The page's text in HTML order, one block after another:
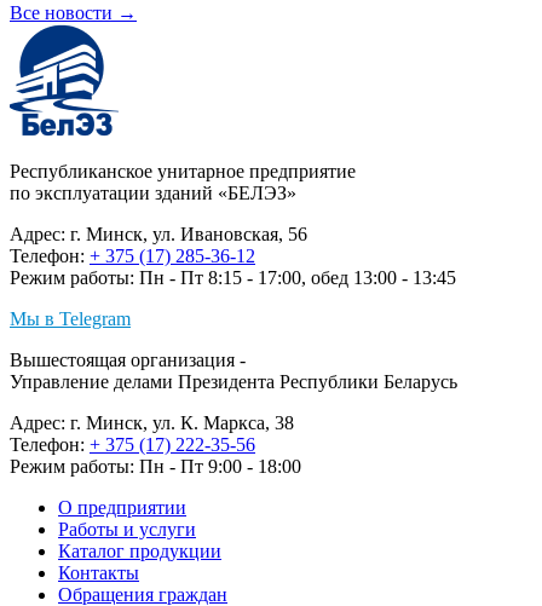
Все новости →
Республиканское унитарное предприятие
по эксплуатации зданий «БЕЛЭЗ»
Адрес: г. Минск, ул. Ивановская, 56
Телефон: + 375 (17) 285-36-12
Режим работы: Пн - Пт 8:15 - 17:00, обед 13:00 - 13:45
Мы в Telegram
Вышестоящая организация -
Управление делами Президента Республики Беларусь
Адрес: г. Минск, ул. К. Маркса, 38
Телефон: + 375 (17) 222-35-56
Режим работы: Пн - Пт 9:00 - 18:00
О предприятии
Работы и услуги
Каталог продукции
Контакты
Обращения граждан